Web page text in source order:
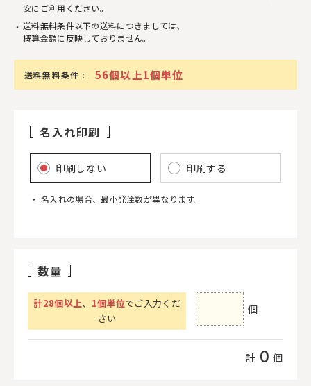
安にご利用ください。
送料無料条件以下の送料につきましては、
概算金額に反映しておりません。
送料無料条件 : 56個以上1個単位
名入れ印刷
印刷しない 印刷する
名入れの場合、最小発注数が異なります。
数量
計28個以上、 1個単位でご入力くだ
さい
個
計 0 個